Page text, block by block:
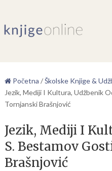
Početna /Školske Knjige &
Jezik, Mediji I Kultura, Udžbenik
Tornjanski Brašnjović
Jezik, Mediji I
S. Bestamov
Brašnjović